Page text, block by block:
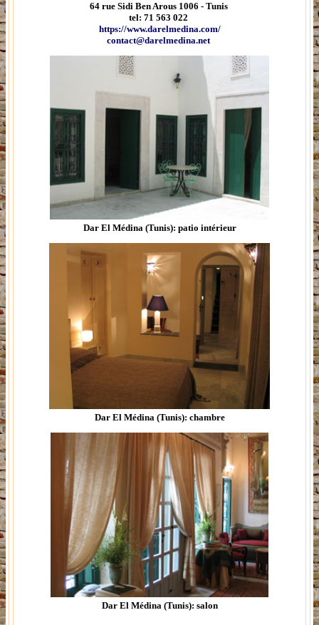
64 rue Sidi Ben Arous 1006 - Tunis
tel: 71 563 022
https://www.darelmedina.com/
contact@darelmedina.net
Dar El Médina (Tunis): patio intérieur
Dar El Médina (Tunis): chambre
Dar El Médina (Tunis): salon